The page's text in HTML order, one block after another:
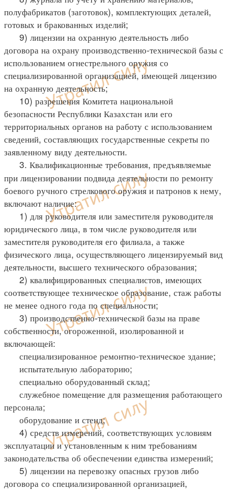
полуфабрикатов (заготовок), комплектующих деталей,
готовых и бракованных изделий;
9) лицензии на охранную деятельность либо
договора на охрану производственно-технической базы с
использованием огнестрельного оружия со
специализированной организацией, имеющей лицензию
на охранную деятельность;
10) разрешения Комитета национальной
безопасности Республики Казахстан или его
территориальных органов на работу с использованием
сведений, составляющих государственные секреты по
заявленному виду деятельности.
3. Квалификационные требования, предъявляемые
при лицензировании подвида деятельности по ремонту
боевого ручного стрелкового оружия и патронов к нему,
включают наличие:
1) для руководителя или заместителя руководителя
юридического лица, в том числе руководителя или
заместителя руководителя его филиала, а также
физического лица, осуществляющего лицензируемый вид
деятельности, высшего технического образования;
2) квалифицированных специалистов, имеющих
соответствующее техническое образование, стаж работы
не менее одного года по специальности;
3) производственно-технической базы на праве
собственности, огороженной, изолированной и
включающей:
специализированное ремонтно-техническое здание;
испытательную лабораторию;
специально оборудованный склад;
служебное помещение для размещения работающего
персонала;
оборудование и стенд;
4) средств измерений, соответствующих условиям
эксплуатации и установленным к ним требованиям
законодательства об обеспечении единства измерений;
5) лицензии на перевозку опасных грузов либо
договора со специализированной организацией,